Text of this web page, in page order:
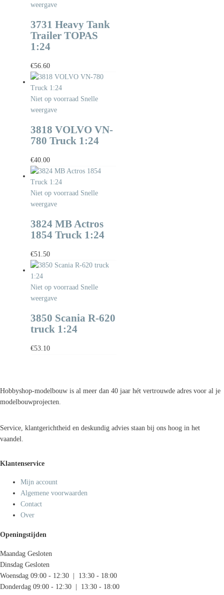
weergave
3731 Heavy Tank
Trailer TOPAS
1:24
€56.60
Niet op voorraad Snelle
weergave
3818 VOLVO VN-
780 Truck 1:24
€40.00
Niet op voorraad Snelle
weergave
3824 MB Actros
1854 Truck 1:24
€51.50
Niet op voorraad Snelle
weergave
3850 Scania R-620
truck 1:24
€53.10
Hobbyshop-modelbouw is al meer dan 40 jaar hét vertrouwde adres voor al je
modelbouwprojecten.
Service, klantgerichtheid en deskundig advies staan bij ons hoog in het
vaandel.
Klantenservice
Mijn account
Algemene voorwaarden
Contact
Over
Openingstijden
Maandag Gesloten
Dinsdag Gesloten
Woensdag 09:00 - 12:30 | 13:30 - 18:00
Donderdag 09:00 - 12:30 | 13:30 - 18:00